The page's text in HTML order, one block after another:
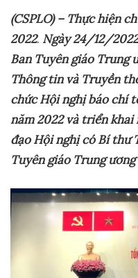
(CSPLO) – Thực hiện
2022. Ngày 24/12/2022
Ban Tuyên giáo Trung
Thông tin và Truyền
chức Hội nghị báo chí
năm 2022vàtriển khai
đạo Hội nghị cóBí thư
Tuyên giáo Trung